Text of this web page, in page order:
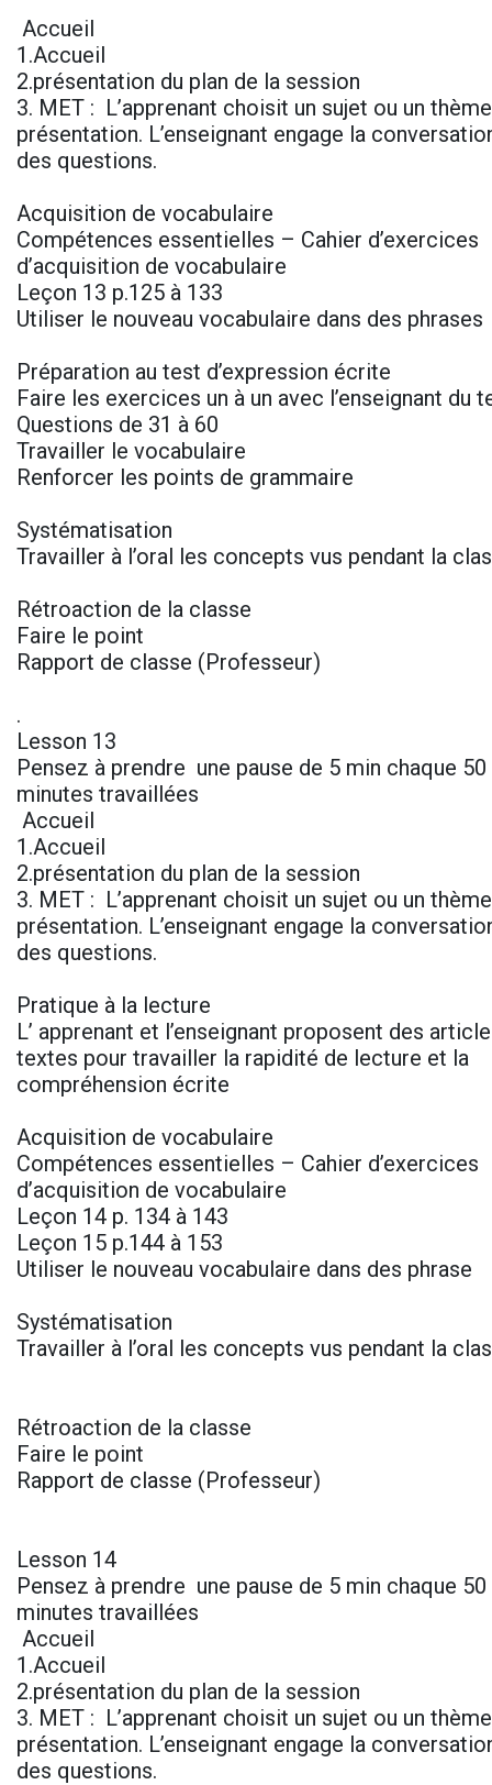
Accueil
1.Accueil
2.présentation du plan de la session
3. MET : L’apprenant choisit un sujet ou un
présentation. L’enseignant engage la
des questions.
Acquisition de vocabulaire
Compétences essentielles – Cahier d’exercices
d’acquisition de vocabulaire
Leçon 13 p.125 à 133
Utiliser le nouveau vocabulaire dans des phrases
Préparation au test d’expression écrite
Faire les exercices un à un avec l’enseignant du
Questions de 31 à 60
Travailler le vocabulaire
Renforcer les points de grammaire
Systématisation
Travailler à l’oral les concepts vus pendant la
Rétroaction de la classe
Faire le point
Rapport de classe (Professeur)
.
Lesson 13
Pensez à prendre une pause de 5 min chaque 50
minutes travaillées
Accueil
1.Accueil
2.présentation du plan de la session
3. MET : L’apprenant choisit un sujet ou un
présentation. L’enseignant engage la
des questions.
Pratique à la lecture
L’ apprenant et l’enseignant proposent des
textes pour travailler la rapidité de lecture et la
compréhension écrite
Acquisition de vocabulaire
Compétences essentielles – Cahier d’exercices
d’acquisition de vocabulaire
Leçon 14 p. 134 à 143
Leçon 15 p.144 à 153
Utiliser le nouveau vocabulaire dans des phrase
Systématisation
Travailler à l’oral les concepts vus pendant la
Rétroaction de la classe
Faire le point
Rapport de classe (Professeur)
Lesson 14
Pensez à prendre une pause de 5 min chaque 50
minutes travaillées
Accueil
1.Accueil
2.présentation du plan de la session
3. MET : L’apprenant choisit un sujet ou un
présentation. L’enseignant engage la
des questions.